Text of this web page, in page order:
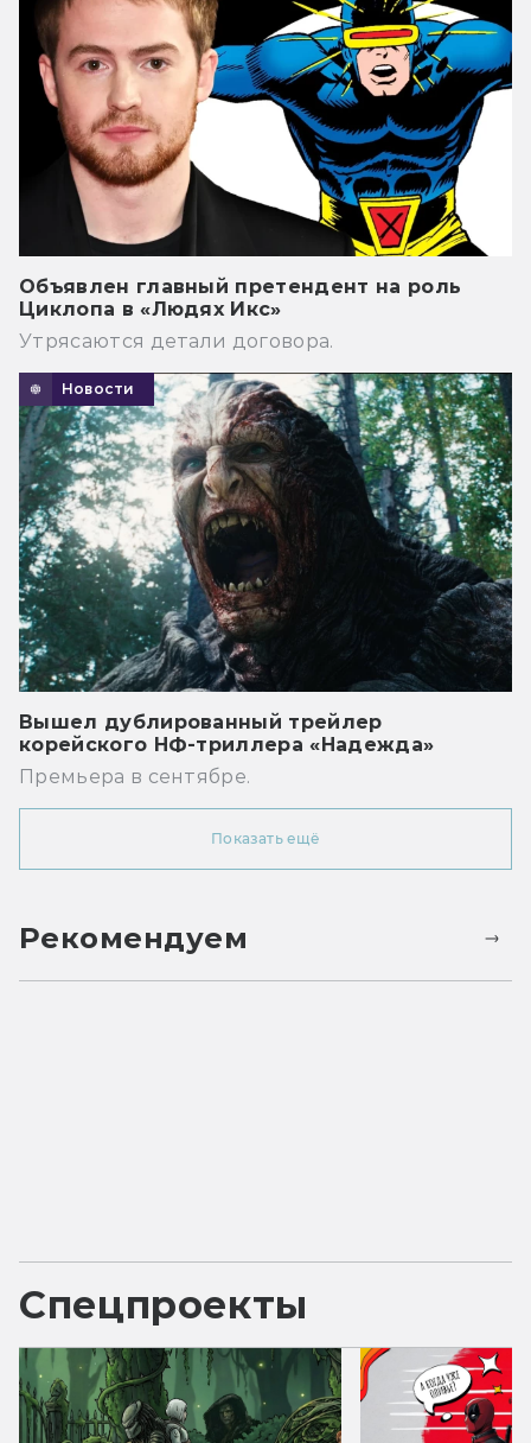
Объявлен главный претендент на роль
Циклопа в «Людях Икс»
Утрясаются детали договора.
Новости
Вышел дублированный трейлер
корейского НФ-триллера «Надежда»
Премьера в сентябре.
Показать ещё
Рекомендуем
Спецпроекты